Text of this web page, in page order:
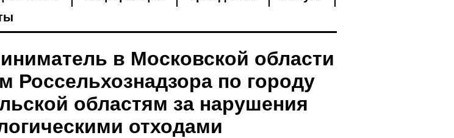
в Московской области
по городу
областям за нарушения
отходами